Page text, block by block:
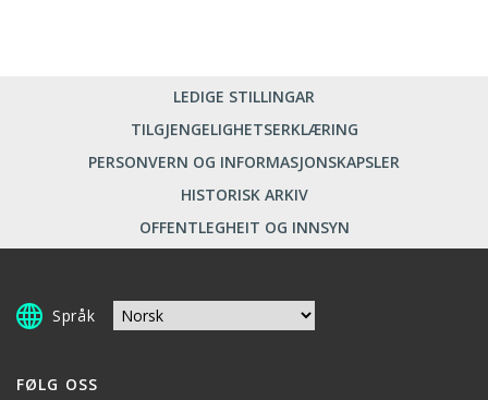
LEDIGE STILLINGAR
TILGJENGELIGHETSERKLÆRING
PERSONVERN OG INFORMASJONSKAPSLER
HISTORISK ARKIV
OFFENTLEGHEIT OG INNSYN
Språk
FØLG OSS